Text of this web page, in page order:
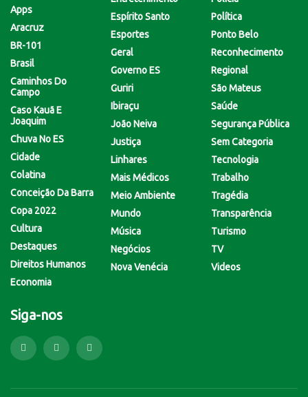
Apps
Aracruz
BR-101
Brasil
Caminhos Do
Campo
Caso Kauã E
Joaquim
Chuva No ES
Cidade
Colatina
Conceição Da Barra
Copa 2022
Cultura
Destaques
Direitos Humanos
Economia
Espírito Santo
Esportes
Geral
Governo ES
Guriri
Ibiraçu
João Neiva
Justiça
Linhares
Mais Médicos
Meio Ambiente
Mundo
Música
Negócios
Nova Venécia
Política
Ponto Belo
Reconhecimento
Regional
São Mateus
Saúde
Segurança Pública
Sem Categoria
Tecnologia
Trabalho
Tragédia
Transparência
Turismo
TV
Videos
Siga-nos